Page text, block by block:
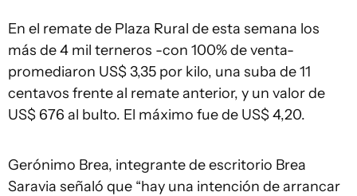
En el remate de Plaza Rural de esta semana los
más de 4 mil terneros -con 100% de venta-
promediaron US$ 3,35 por kilo, una suba de 11
centavos frente al remate anterior, y un valor de
US$ 676 al bulto. El máximo fue de US$ 4,20.
Gerónimo Brea, integrante de escritorio Brea
Saravia señaló que “hay una intención de arrancar